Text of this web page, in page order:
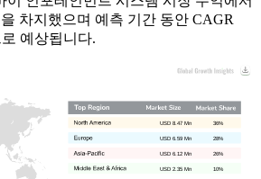
차지했으며 예측 기간 동안 CAGR
예상됩니다.
10%
USD 2.35 Mn
26%
USD 6.12 Mn
28%
USD 6.59 Mn
36%
USD 8.47 Mn